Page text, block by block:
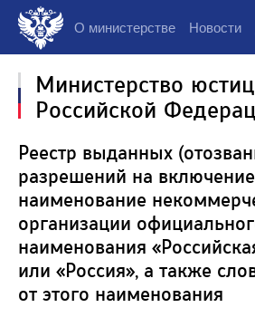
О министерстве Новости
Министерство
Российской
Реестр выданных
разрешений на
наименование
организации
наименования
или «Россия», а также
от этого наименования